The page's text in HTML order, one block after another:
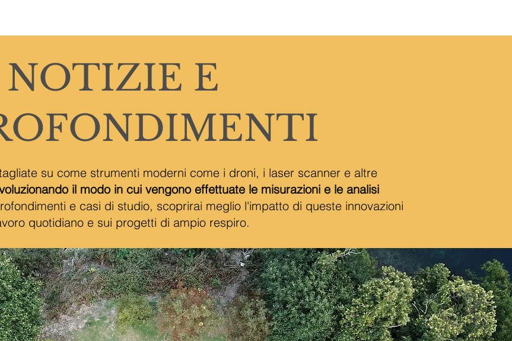
NOTIZIE E
su come strumenti moderni come i droni, i laser scanner e altre
il modo in cui vengono effettuate le misurazioni e le analisi
e casi di studio, scoprirai meglio l'impatto di queste innovazioni
quotidiano e sui progetti di ampio respiro.